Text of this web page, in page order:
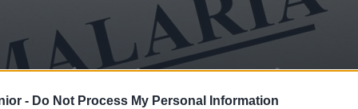
- Do Not Process My Personal Information
les premiers